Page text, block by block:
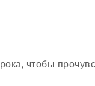
чтобы